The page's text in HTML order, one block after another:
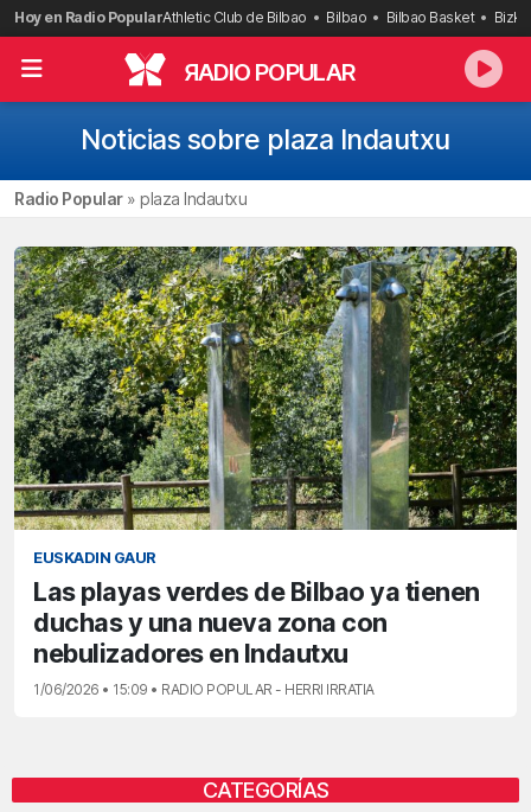
Saltar
al
contenido
Hoy en Radio PopularAthletic Club de Bilbao Bilbao Bilbao Basket
RADIO POPULAR
Noticias sobre plaza Indautxu
Radio Popular» plaza Indautxu
EUSKADIN GAUR
Las playas verdes de Bilbao ya tienen
duchas y una nueva zona con
nebulizadores en Indautxu
1/06/2026 • 15:09 • RADIO POPULAR - HERRI IRRATIA
CATEGORÍAS